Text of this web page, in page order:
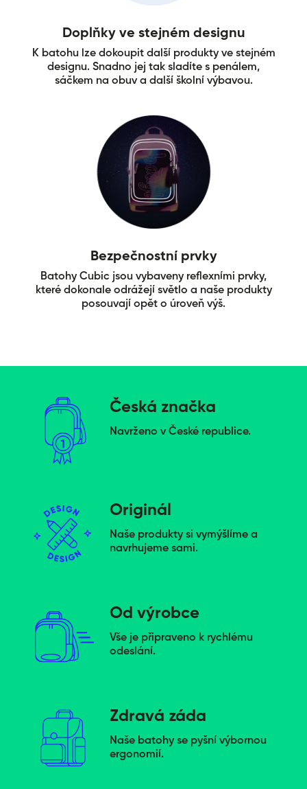
Doplňky ve stejném designu
K batohu lze dokoupit další produkty ve stejném
designu. Snadno jej tak sladíte s penálem,
sáčkem na obuv a další školní výbavou.
Bezpečnostní prvky
Batohy Cubic jsou vybaveny reflexními prvky,
které dokonale odrážejí světlo a naše produkty
posouvají opět o úroveň výš.
Česká značka
Navrženo v České republice.
Originál
Naše produkty si vymýšlíme a
navrhujeme sami.
Od výrobce
Vše je připraveno k rychlému
odeslání.
Zdravá záda
Naše batohy se pyšní výbornou
ergonomií.